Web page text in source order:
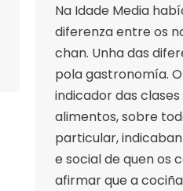
Na Idade Media
diferenza entre os
chan. Unha das
pola gastronomía.
indicador das clases
alimentos, sobre
particular,
e social de quen os
afirmar que a